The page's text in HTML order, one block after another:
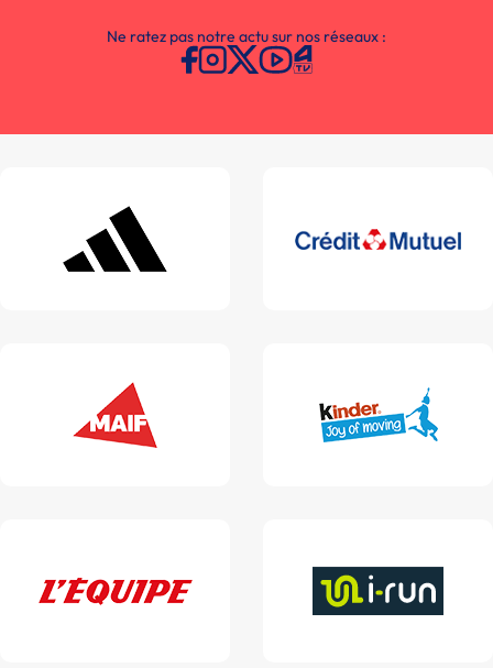
Ne ratez pas notre actu sur nos réseaux :